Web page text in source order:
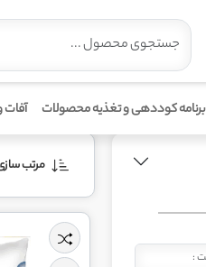
برنامه کوددهی و تغذیه محصولات آفات
مرتب‌